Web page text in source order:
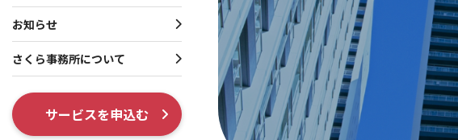
調査系オプション
各種制度系オプション
お知らせ
さくら事務所について
テレビ出演・メディア掲載履歴
出版書籍情報
SNS
採用情報
サービスを申込む